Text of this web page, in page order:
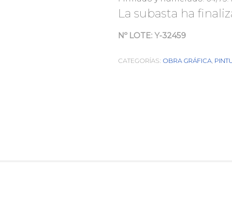
La subasta ha
Nº LOTE: Y-32459
CATEGORÍAS: OBRA GRÁFICA